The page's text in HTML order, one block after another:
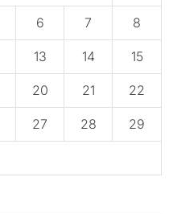
6 7 8
13 14 15
20 21 22
27 28 29